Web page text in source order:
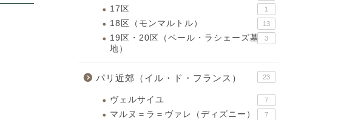
17区 1
18区（モンマルトル） 13
19区・20区（ペール・ラシェーズ墓
地）
3
パリ近郊（イル・ド・フランス） 23
ヴェルサイユ 7
マルヌ＝ラ＝ヴァレ（ディズニー） 7